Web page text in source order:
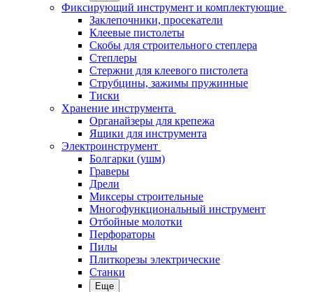
Фиксирующий инструмент и комплектующие
Заклепочники, просекатели
Клеевые пистолеты
Скобы для строительного степлера
Степлеры
Стержни для клеевого пистолета
Струбцины, зажимы пружинные
Тиски
Хранение инструмента
Органайзеры для крепежа
Ящики для инструмента
Электроинструмент
Болгарки (ушм)
Граверы
Дрели
Миксеры строительные
Многофункциональный инструмент
Отбойные молотки
Перфораторы
Пилы
Плиткорезы электрические
Станки
Еще